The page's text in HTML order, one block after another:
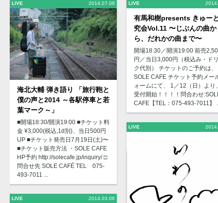
LIVE 2014.07.08
海北大輔 弾き語り 「旅行鞄と
僕の声と2014 ～各駅停車と若
葉マーク～」
■開場18:30/開演19:00 ■チケット料
金 ¥3,000(税込,1d別)、当日500円
UP ■チケット発売日7月19日(土)〜
■チケット販売方法 ・SOLE CAFE
HP予約 http://solecafe.jp/inquiry/ □
問合せ先 SOLE CAFÉ TEL 075-
493-7011 ...
LIVE 2014.03.06
LIVE
有馬和樹presents きゅー
究会Vol.11 〜じぶんの曲か
ら、だれかの曲まで〜
開場18:30／開演19:00 前売
円／当日3,000円（税込み・ド
ク代別） チケットのご予約は、
SOLE CAFE チケット予約メー
ォームにて、 1／12（日）より
受付開始！！！！問合わせ
CAFE【TEL：075-493-7011】
LIVE